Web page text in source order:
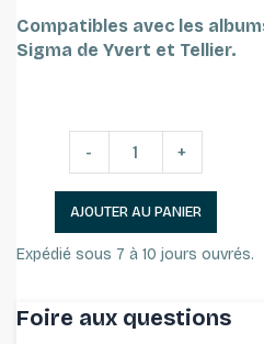
Compatibles avec les
Sigma de Yvert et Tellier.
- +
AJOUTER AU PANIER
Expédié sous 7 à 10 jours ouvrés.
Foire aux questions